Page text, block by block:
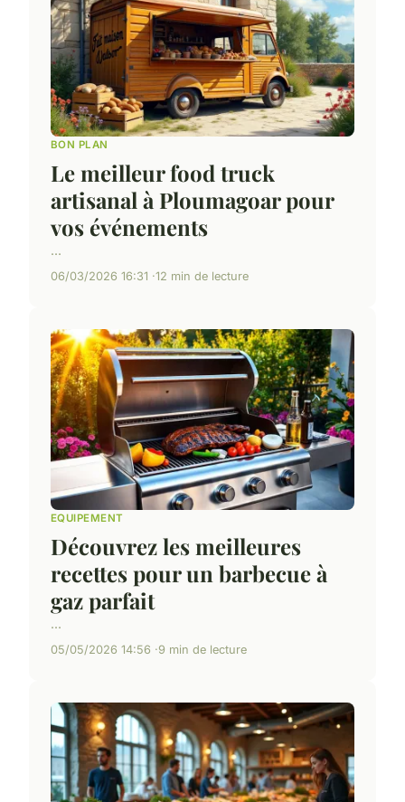
BON PLAN
Le meilleur food truck
artisanal à Ploumagoar pour
vos événements
...
06/03/2026 16:31 12 min de lecture
EQUIPEMENT
Découvrez les meilleures
recettes pour un barbecue à
gaz parfait
...
05/05/2026 14:56 9 min de lecture